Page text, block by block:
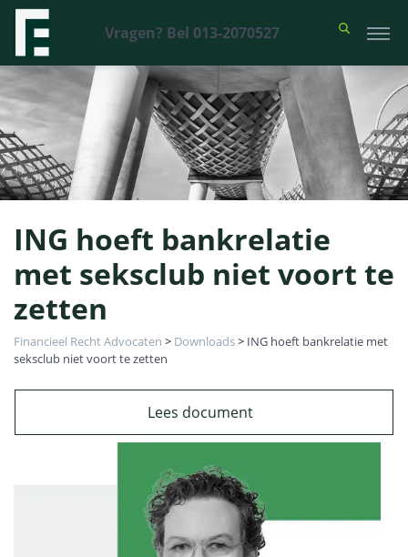
Vragen? Bel 013-2070527
ING hoeft bankrelatie
met seksclub niet voort te
zetten
Financieel Recht Advocaten > Downloads> ING hoeft bankrelatie met
seksclub niet voort te zetten
Lees document